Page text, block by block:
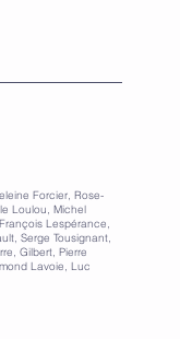
Forcier, Rose-
Loulou, Michel
Lespérance,
Serge Tousignant,
Gilbert, Pierre
Lavoie, Luc